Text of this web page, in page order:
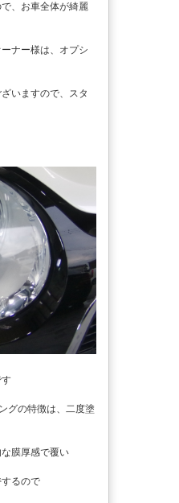
、お車全体が綺麗
ナー様は、オプシ
いますので、スタ
グの特徴は、二度塗
膜厚感で覆い
るので